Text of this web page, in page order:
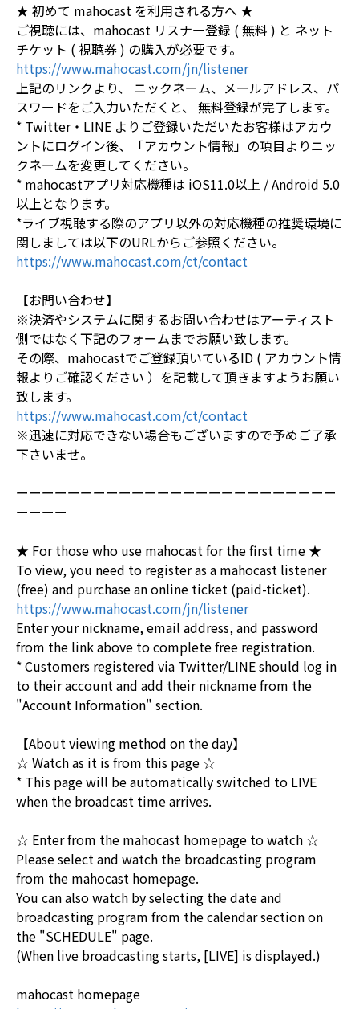
★ 初めて mahocast を利用される方へ ★
ご視聴には、mahocast リスナー登録 ( 無料 ) と ネット
チケット ( 視聴券 ) の購入が必要です。
https://www.mahocast.com/jn/listener
上記のリンクより、 ニックネーム、メールアドレス、パ
スワードをご入力いただくと、 無料登録が完了します。
* Twitter・LINE よりご登録いただいたお客様はアカウ
ントにログイン後、「アカウント情報」の項目よりニッ
クネームを変更してください。
* mahocastアプリ対応機種は iOS11.0以上 / Android 5.0
以上となります。
*ライブ視聴する際のアプリ以外の対応機種の推奨環境に
関しましては以下のURLからご参照ください。
https://www.mahocast.com/ct/contact
【お問い合わせ】
※決済やシステムに関するお問い合わせはアーティスト
側ではなく下記のフォームまでお願い致します。
その際、mahocastでご登録頂いているID ( アカウント情
報よりご確認ください ）を記載して頂きますようお願い
致します。
https://www.mahocast.com/ct/contact
※迅速に対応できない場合もございますので予めご了承
下さいませ。
ーーーーーーーーーーーーーーーーーーーーーーーーー
ーーーー
★ For those who use mahocast for the first time ★
To view, you need to register as a mahocast listener
(free) and purchase an online ticket (paid-ticket).
https://www.mahocast.com/jn/listener
Enter your nickname, email address, and password
from the link above to complete free registration.
* Customers registered via Twitter/LINE should log in
to their account and add their nickname from the
"Account Information" section.
【About viewing method on the day】
☆ Watch as it is from this page ☆
* This page will be automatically switched to LIVE
when the broadcast time arrives.
☆ Enter from the mahocast homepage to watch ☆
Please select and watch the broadcasting program
from the mahocast homepage.
You can also watch by selecting the date and
broadcasting program from the calendar section on
the "SCHEDULE" page.
(When live broadcasting starts, [LIVE] is displayed.)
mahocast homepage